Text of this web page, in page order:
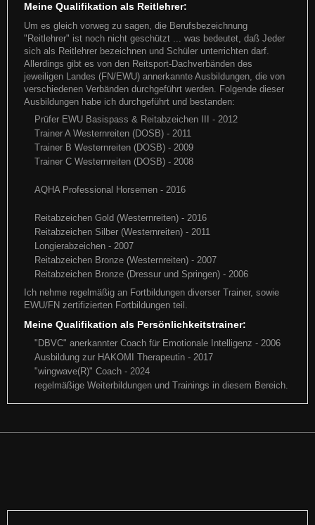
EWU 2019 ... das Turnierjahr
AQ-Turnier in Nümbrecht ein Besuch in Nümbrecht darf natürlich nicht
fehlen - next Stop "German OPEN": Susanne mit Bun
Weiterlesen
Meine Qualifikation als Reitlehrer:
Um es gleich vorweg zu sagen, die Berufsbezeichnung
"Reitlehrer" ist noch nicht geschützt ... was bedeutet, daß Jeder
sich als Reitlehrer bezeichnen und Schüler unterrichten darf.
Allerdings gibt es von den Reitsport-Dachverbänden des
jeweiligen Landes (FN/EWU) annerkannte Ausbildungen, die von
verschiedenen Verbänden durchgeführt werden. Folgende dieser
Ausbildungen habe ich durchgeführt und bestanden:
Prüfer EWU Basispass & Reitabzeichen III - 2012
Trainer A Westernreiten (DOSB) - 2011
Trainer B Westernreiten (DOSB) - 2009
Trainer C Westernreiten (DOSB) - 2008
AQHA Professional Horsemen - 2016
Reitabzeichen Gold (Westernreiten) - 2016
Reitabzeichen Silber (Westernreiten) - 2011
Longierabzeichen - 2007
Reitabzeichen Bronze (Westernreiten) - 2007
Reitabzeichen Bronze (Dressur und Springen) - 2006
Ich nehme regelmäßig an Fortbildungen diverser Trainer, sowie
EWU/FN zertifizierten Fortbildungen teil.
Meine Qualifikation als Persönlichkeitstrainer:
"DBVC" anerkannter Coach für Emotionale Intelligenz - 2006
Ausbildung zur HAKOMI Therapeutin - 2017
"wingwave(R)" Coach - 2024
regelmäßige Weiterbildungen und Trainings in diesem Bereich.